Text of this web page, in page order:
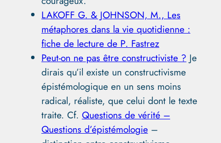
LAKOFF G. & JOHNSON, M., Les
métaphores dans la vie quotidienne :
fiche de lecture de P. Fastrez
Peut-on ne pas être constructiviste ? Je
dirais qu’il existe un constructivisme
épistémologique en un sens moins
radical, réaliste, que celui dont le texte
traite. Cf. Questions de vérité –
Questions d’épistémologie–